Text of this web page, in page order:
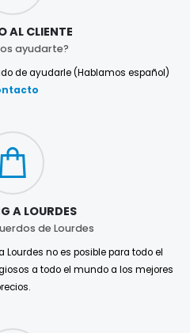
AL CLIENTE
ayudarte?
de ayudarle (Hablamos español)
A LOURDES
de Lourdes
no es posible para todo el
a todo el mundo a los mejores